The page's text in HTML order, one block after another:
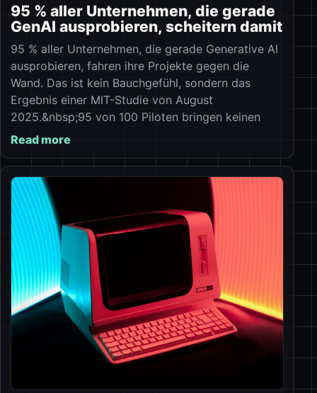
95 % aller Unternehmen, die gerade
GenAI ausprobieren, scheitern damit
95 % aller Unternehmen, die gerade Generative AI
ausprobieren, fahren ihre Projekte gegen die
Wand. Das ist kein Bauchgefühl, sondern das
Ergebnis einer MIT-Studie von August
2025.&nbsp;95 von 100 Piloten bringen keinen
Read more